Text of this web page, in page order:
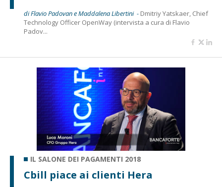
di Flavio Padovan e Maddalena Libertini - Dmitriy Yatskaer, Chief
Technology Officer OpenWay (intervista a cura di Flavio
Padov...
IL SALONE DEI PAGAMENTI 2018
Cbill piace ai clienti Hera